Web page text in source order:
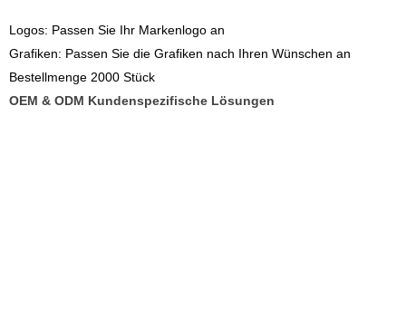
Logos: Passen Sie Ihr Markenlogo an
Grafiken: Passen Sie die Grafiken nach Ihren Wünschen an
Bestellmenge 2000 Stück
OEM & ODM Kundenspezifische Lösungen